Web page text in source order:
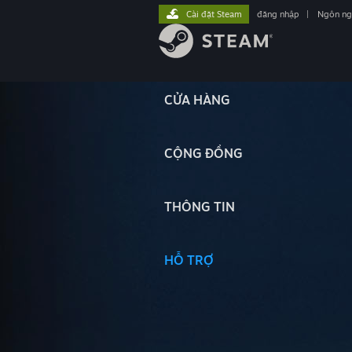
CỬA HÀNG
CỘNG ĐỒNG
THÔNG TIN
HỖ TRỢ
Cài đặt Steam đăng nhập Ngôn